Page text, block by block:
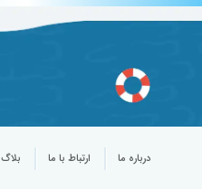
درباره ما ارتباط با ما بلاگ